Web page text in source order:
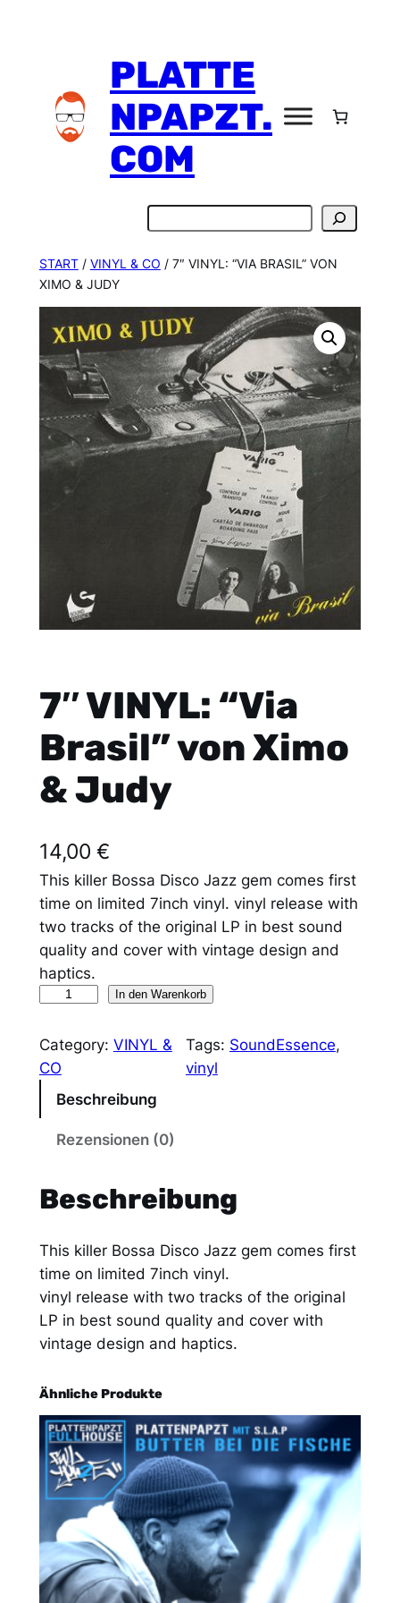
PLATTE
NPAPZT.
COM
START/ VINYL & CO / 7″ VINYL: “VIA BRASIL” VON
XIMO & JUDY
7″ VINYL: “Via
Brasil” von Ximo
& Judy
14,00 €
This killer Bossa Disco Jazz gem comes first
time on limited 7inch vinyl. vinyl release with
two tracks of the original LP in best sound
quality and cover with vintage design and
haptics.
V
I
V
a
B
r
a
s
l
"
o
o
In den Warenkorb
Category: VINYL &
CO
Tags: SoundEssence
vinyl
Beschreibung
Rezensionen (0)
Beschreibung
This killer Bossa Disco Jazz gem comes first
time on limited 7inch vinyl.
vinyl release with two tracks of the original
LP in best sound quality and cover with
vintage design and haptics.
Ähnliche Produkte